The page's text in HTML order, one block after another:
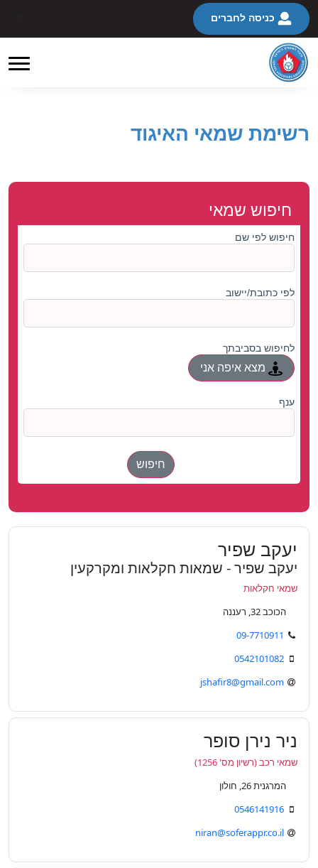
כניסה לחברים
רשימת שמאי האיגוד
חיפוש שמאי
חיפוש לפי שם
לפי כתובת/יישוב
לחיפוש בסביבתך
מצא איפה אני
ענף
חיפוש
יעקב שפיר
יעקב שפיר - שמאות חקלאות ומקרקעין
שמאי חקלאות
הכוכב 32, רעננה
09-7710911
0542101082
jshafir8@gmail.com
ניר נירן סופר
שמאי רכב (רשיון מס' 1256)
המרגנית 26, חולון
0546141916
niran@soferappr.co.il